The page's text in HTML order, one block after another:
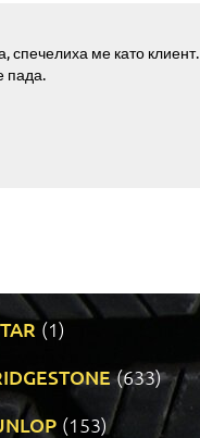
спечелиха ме като
пада.
(1)
(633)
(153)